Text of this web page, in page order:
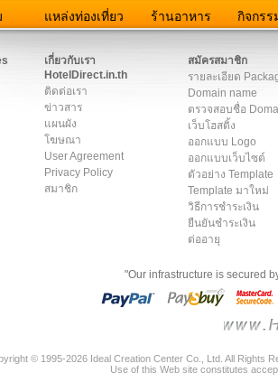
แหล่งท่องเที่ยว ร้านอาหาร กิจกรร
เกี่ยวกับเรา
HotelDirect.in.th
ติดต่อเรา
ข่าวสาร
แผนผัง
โฆษณา
User Agreement
Privacy Policy
สมาชิก
สมัครสมาชิก
รายละเอียด
Domain name
ตรวจสอบชื่อ
เว็บโฮสติ้ง
ออกแบบ Logo
ออกแบบเว็บไซต์
ตัวอย่าง Template
Template มาใหม่
วิธีการชำระเงิน
ยืนยันชำระเงิน
ต่ออายุ
"Our infrastructure is secured
© 1995-2026 Ideal Creation Center Co., Ltd. All Rights
Use of this Web site constitutes